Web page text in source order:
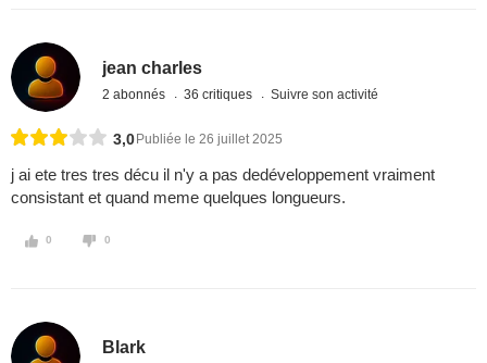
jean charles
2 abonnés 36 critiques Suivre son activité
3,0 Publiée le 26 juillet 2025
j ai ete tres tres décu il n'y a pas dedéveloppement vraiment
consistant et quand meme quelques longueurs.
0 0
Blark